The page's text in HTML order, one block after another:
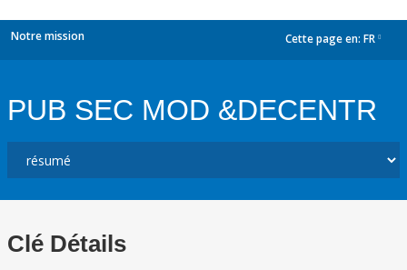
Notre mission Cette page en: FR
PUB SEC MOD &DECENTR
Clé Détails